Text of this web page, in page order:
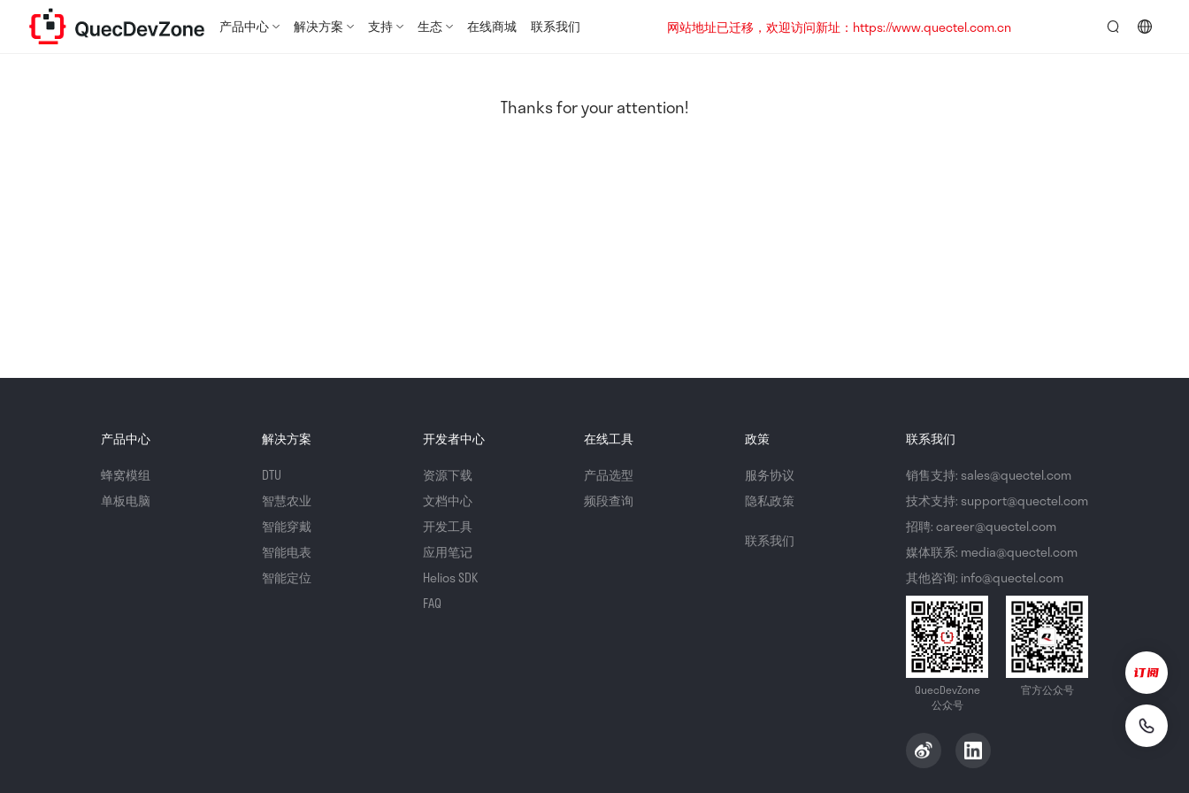
产品中心 解决方案 支持 生态 在线商城 联系我们
网站地址已迁移，欢迎访问新址：https://www.quectel.com.cn
Thanks for your attention!
产品中心
蜂窝模组
单板电脑
解决方案
DTU
智慧农业
智能穿戴
智能电表
智能定位
开发者中心
资源下载
文档中心
开发工具
应用笔记
Helios SDK
FAQ
在线工具
产品选型
频段查询
政策
服务协议
隐私政策
联系我们
联系我们
销售支持: sales@quectel.com
技术支持: support@quectel.com
招聘: career@quectel.com
媒体联系: media@quectel.com
其他咨询: info@quectel.com
QuecDevZone
公众号
官方公众号